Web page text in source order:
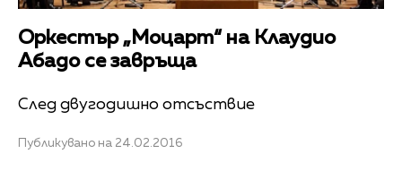
Оркестър „Моцарт“ на Клаудио
Абадо се завръща
След двугодишно отсъствие
Публикувано на 24.02.2016